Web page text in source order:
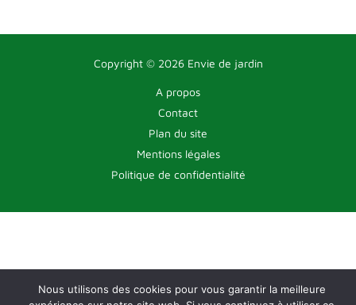
Copyright © 2026 Envie de jardin
A propos
Contact
Plan du site
Mentions légales
Politique de confidentialité
Nous utilisons des cookies pour vous garantir la meilleure